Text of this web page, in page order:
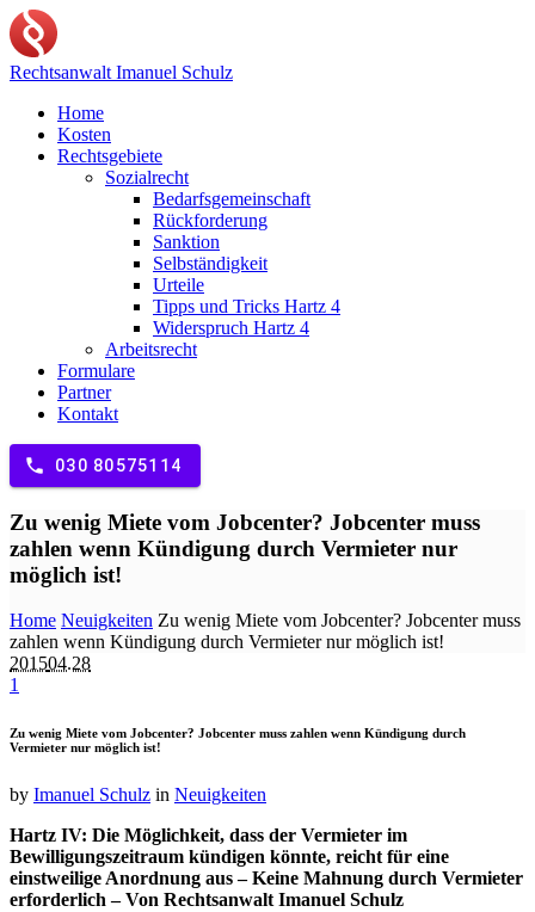
Rechtsanwalt Imanuel Schulz
Home
Kosten
Rechtsgebiete
Sozialrecht
Bedarfsgemeinschaft
Rückforderung
Sanktion
Selbständigkeit
Urteile
Tipps und Tricks Hartz 4
Widerspruch Hartz 4
Arbeitsrecht
Formulare
Partner
Kontakt
phone 030 80575114
Zu wenig Miete vom Jobcenter? Jobcenter muss
zahlen wenn Kündigung durch Vermieter nur
möglich ist!
Home Neuigkeiten Zu wenig Miete vom Jobcenter? Jobcenter muss
zahlen wenn Kündigung durch Vermieter nur möglich ist!
201504.28
1
Zu wenig Miete vom Jobcenter? Jobcenter muss zahlen wenn Kündigung durch
Vermieter nur möglich ist!
by Imanuel Schulz in Neuigkeiten
Hartz IV: Die Möglichkeit, dass der Vermieter im
Bewilligungszeitraum kündigen könnte, reicht für eine
einstweilige Anordnung aus – Keine Mahnung durch Vermieter
erforderlich – Von Rechtsanwalt Imanuel Schulz